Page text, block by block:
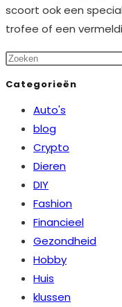
scoort ook een
trofee of een
Categorieën
Auto's
blog
Crypto
Dieren
DIY
Fashion
Financieel
Gezondheid
Hobby
Huis
klussen